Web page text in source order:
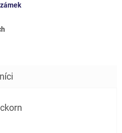
je 5 z 5 hvězdiček.